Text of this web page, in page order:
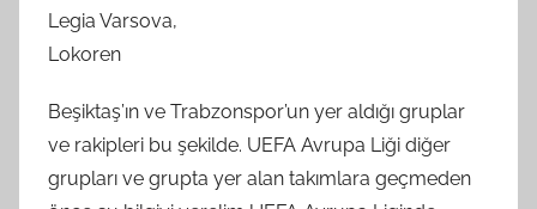
Legia Varsova,
Lokoren
Beşiktaş’ın ve Trabzonspor’un yer aldığı gruplar
ve rakipleri bu şekilde. UEFA Avrupa Liği diğer
grupları ve grupta yer alan takımlara geçmeden